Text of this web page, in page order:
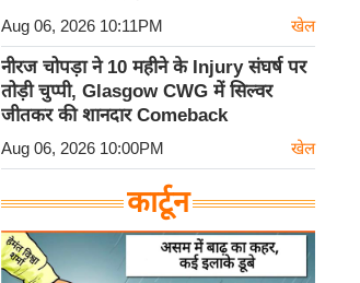
Aug 06, 2026 10:11PM खेल
नीरज चोपड़ा ने 10 महीने के Injury संघर्ष पर
तोड़ी चुप्पी, Glasgow CWG में सिल्वर
जीतकर की शानदार Comeback
Aug 06, 2026 10:00PM खेल
कार्टून